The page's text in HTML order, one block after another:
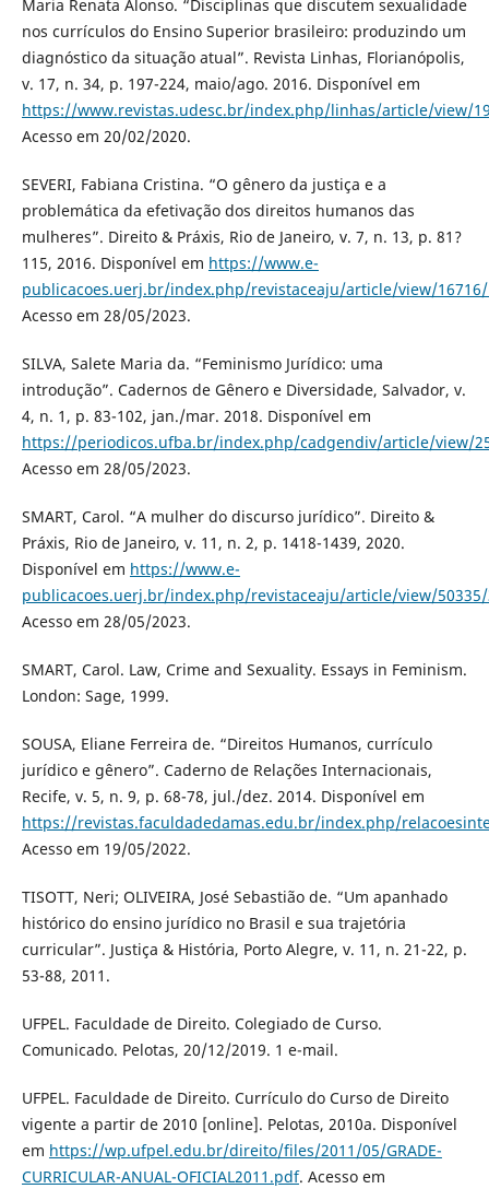
Maria Renata Alonso. “Disciplinas que discutem sexualidade
nos currículos do Ensino Superior brasileiro: produzindo um
diagnóstico da situação atual”. Revista Linhas, Florianópolis,
v. 17, n. 34, p. 197-224, maio/ago. 2016. Disponível em
https://www.revistas.udesc.br/index.php/linhas/article/view/
Acesso em 20/02/2020.
SEVERI, Fabiana Cristina. “O gênero da justiça e a
problemática da efetivação dos direitos humanos das
mulheres”. Direito & Práxis, Rio de Janeiro, v. 7, n. 13, p. 81?
115, 2016. Disponível em https://www.e-
publicacoes.uerj.br/index.php/revistaceaju/article/view/16716/
Acesso em 28/05/2023.
SILVA, Salete Maria da. “Feminismo Jurídico: uma
introdução”. Cadernos de Gênero e Diversidade, Salvador, v.
4, n. 1, p. 83-102, jan./mar. 2018. Disponível em
https://periodicos.ufba.br/index.php/cadgendiv/article/view/
Acesso em 28/05/2023.
SMART, Carol. “A mulher do discurso jurídico”. Direito &
Práxis, Rio de Janeiro, v. 11, n. 2, p. 1418-1439, 2020.
Disponível em https://www.e-
publicacoes.uerj.br/index.php/revistaceaju/article/view/50335/
Acesso em 28/05/2023.
SMART, Carol. Law, Crime and Sexuality. Essays in Feminism.
London: Sage, 1999.
SOUSA, Eliane Ferreira de. “Direitos Humanos, currículo
jurídico e gênero”. Caderno de Relações Internacionais,
Recife, v. 5, n. 9, p. 68-78, jul./dez. 2014. Disponível em
https://revistas.faculdadedamas.edu.br/index.php/
Acesso em 19/05/2022.
TISOTT, Neri; OLIVEIRA, José Sebastião de. “Um apanhado
histórico do ensino jurídico no Brasil e sua trajetória
curricular”. Justiça & História, Porto Alegre, v. 11, n. 21-22, p.
53-88, 2011.
UFPEL. Faculdade de Direito. Colegiado de Curso.
Comunicado. Pelotas, 20/12/2019. 1 e-mail.
UFPEL. Faculdade de Direito. Currículo do Curso de Direito
vigente a partir de 2010 [online]. Pelotas, 2010a. Disponível
em https://wp.ufpel.edu.br/direito/files/2011/05/GRADE-
CURRICULAR-ANUAL-OFICIAL2011.pdf. Acesso em